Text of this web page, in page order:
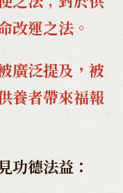
改運之法。
廣泛提及，被
養者帶來福報
功德法益：